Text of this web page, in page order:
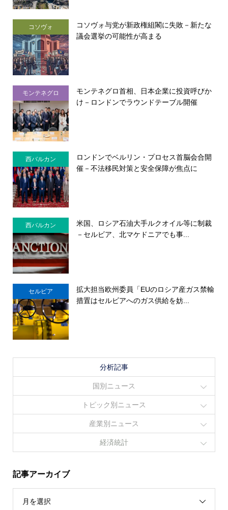
コソヴォ
コソヴォ与党が新政権組閣に失敗－新たな
議会選挙の可能性が高まる
モンテネグロ
モンテネグロ首相、日本企業に投資呼びか
け－ロンドンでラウンドテーブル開催
西バルカン
ロンドンでベルリン・プロセス首脳会合開
催－不法移民対策と安全保障が焦点に
西バルカン
米国、ロシア石油大手ルクオイル等に制裁
－セルビア、北マケドニアでも事...
セルビア
拡大担当欧州委員「EUのロシア産ガス禁輸
措置はセルビアへのガス供給を妨...
分析記事
国別ニュース
トピック別ニュース
産業別ニュース
経済統計
記事アーカイブ
月を選択